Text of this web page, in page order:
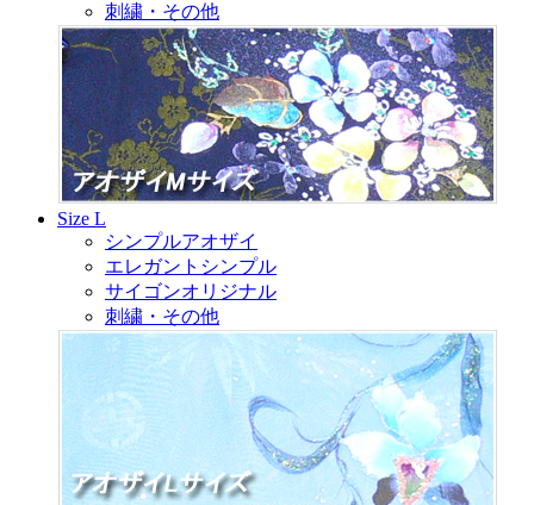
刺繍・その他
Size L
シンプルアオザイ
エレガントシンプル
サイゴンオリジナル
刺繍・その他